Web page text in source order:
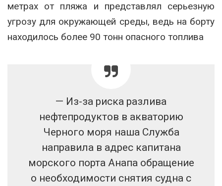
метрах от пляжа и представлял серьезную
угрозу для окружающей среды, ведь на борту
находилось более 90 тонн опасного топлива
— Из-за риска разлива
нефтепродуктов в акваторию
Черного моря наша Служба
направила в адрес капитана
морского порта Анапа обращение
о необходимости снятия судна с